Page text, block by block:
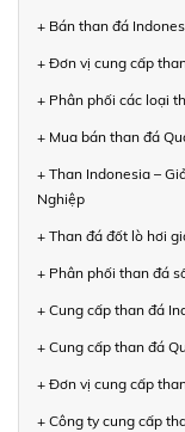
+ Bán than đá
+ Đơn vị cung cấp
+ Phân phối các loại
+ Mua bán than đá
+ Than Indonesia –
Nghiệp
+ Than đá đốt lò hơi
+ Phân phối than đá
+ Cung cấp than đá
+ Cung cấp than đá
+ Đơn vị cung cấp
+ Công ty cung cấp